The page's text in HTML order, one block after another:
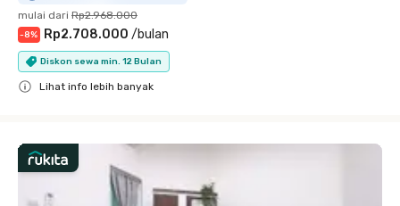
mulai dari Rp2.968.000
-8% Rp2.708.000 /bulan
Diskon sewa min. 12 Bulan
Lihat info lebih banyak